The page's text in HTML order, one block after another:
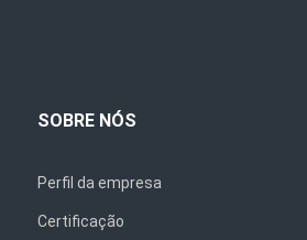
SOBRE NÓS
Perfil da empresa
Certificação